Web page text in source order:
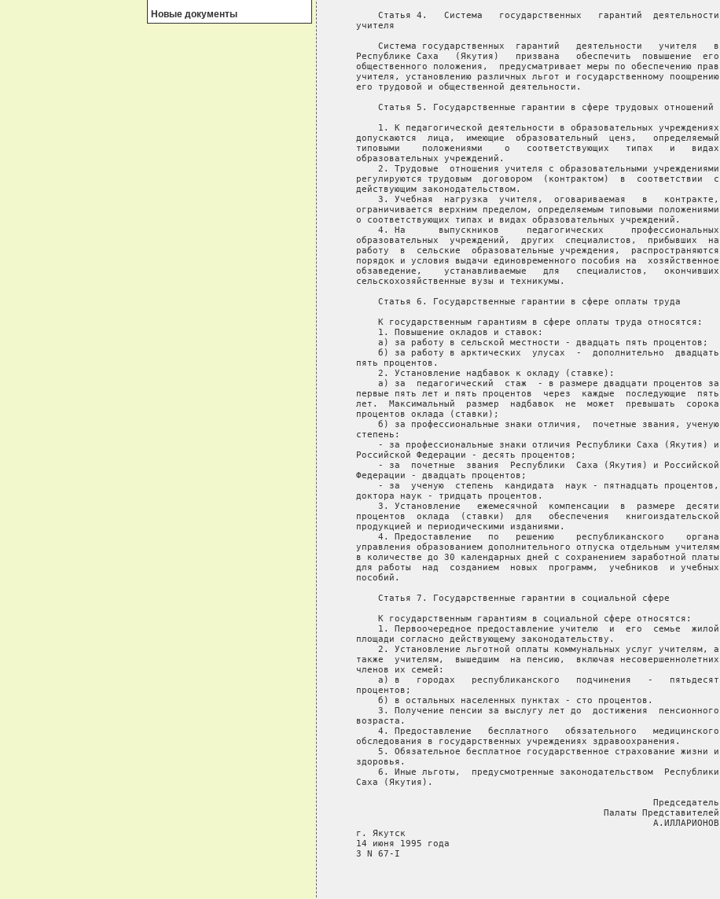
Новые документы
       Статья 4.   Система   государственных   гарантий  деятельности
   учителя
       Система государственных  гарантий   деятельности   учителя   в
   Республике Саха   (Якутия)   призвана   обеспечить  повышение  его
   общественного положения,  предусматривает меры по обеспечению прав
   учителя, установлению различных льгот и государственному поощрению
   его трудовой и общественной деятельности.
       Статья 5. Государственные гарантии в сфере трудовых отношений
       1. К педагогической деятельности в образовательных учреждениях
   допускаются  лица,  имеющие  образовательный  ценз,   определяемый
   типовыми    положениями    о   соответствующих   типах   и   видах
   образовательных учреждений.
       2. Трудовые  отношения учителя с образовательными учреждениями
   регулируются трудовым  договором  (контрактом)  в  соответствии  с
   действующим законодательством.
       3. Учебная  нагрузка  учителя,  оговариваемая   в   контракте,
   ограничивается верхним пределом, определяемым типовыми положениями
   о соответствующих типах и видах образовательных учреждений.
       4. На      выпускников     педагогических     профессиональных
   образовательных  учреждений,  других  специалистов,  прибывших  на
   работу  в  сельские  образовательные учреждения,  распространяются
   порядок и условия выдачи единовременного пособия на  хозяйственное
   обзаведение,    устанавливаемые   для   специалистов,   окончивших
   сельскохозяйственные вузы и техникумы.
       Статья 6. Государственные гарантии в сфере оплаты труда
       К государственным гарантиям в сфере оплаты труда относятся:
       1. Повышение окладов и ставок:
       а) за работу в сельской местности - двадцать пять процентов;
       б) за работу в арктических  улусах  -  дополнительно  двадцать
   пять процентов.
       2. Установление надбавок к окладу (ставке):
       а) за  педагогический  стаж  - в размере двадцати процентов за
   первые пять лет и пять процентов  через  каждые  последующие  пять
   лет.  Максимальный  размер  надбавок  не  может  превышать  сорока
   процентов оклада (ставки);
       б) за профессиональные знаки отличия,  почетные звания, ученую
   степень:
       - за профессиональные знаки отличия Республики Саха (Якутия) и
   Российской Федерации - десять процентов;
       - за  почетные  звания  Республики  Саха (Якутия) и Российской
   Федерации - двадцать процентов;
       - за  ученую  степень  кандидата  наук - пятнадцать процентов,
   доктора наук - тридцать процентов.
       3. Установление   ежемесячной  компенсации  в  размере  десяти
   процентов  оклада  (ставки)  для   обеспечения   книгоиздательской
   продукцией и периодическими изданиями.
       4. Предоставление   по   решению    республиканского    органа
   управления образованием дополнительного отпуска отдельным учителям
   в количестве до 30 календарных дней с сохранением заработной платы
   для работы  над  созданием  новых  программ,  учебников  и учебных
   пособий.
       Статья 7. Государственные гарантии в социальной сфере
       К государственным гарантиям в социальной сфере относятся:
       1. Первоочередное предоставление учителю  и  его  семье  жилой
   площади согласно действующему законодательству.
       2. Установление льготной оплаты коммунальных услуг учителям, а
   также  учителям,  вышедшим  на пенсию,  включая несовершеннолетних
   членов их семей:
       а) в   городах   республиканского   подчинения   -   пятьдесят
   процентов;
       б) в остальных населенных пунктах - сто процентов.
       3. Получение пенсии за выслугу лет до  достижения  пенсионного
   возраста.
       4. Предоставление   бесплатного   обязательного   медицинского
   обследования в государственных учреждениях здравоохранения.
       5. Обязательное бесплатное государственное страхование жизни и
   здоровья.
       6. Иные льготы,  предусмотренные законодательством  Республики
   Саха (Якутия).
                                                         Председатель
                                                Палаты Представителей
                                                         А.ИЛЛАРИОНОВ
   г. Якутск
   14 июня 1995 года
   З N 67-I